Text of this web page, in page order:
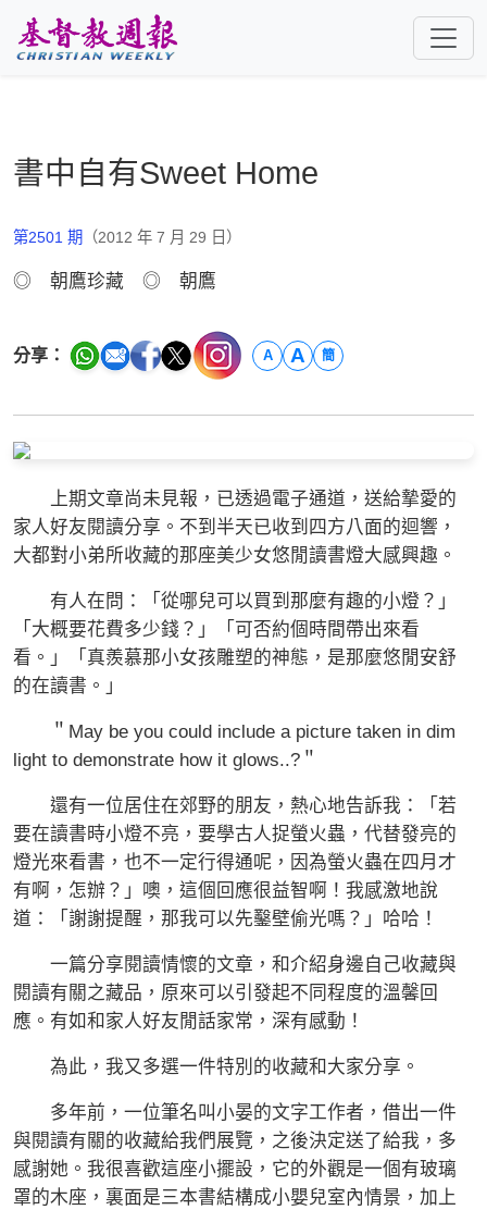
書中自有Sweet Home
第2501 期 （2012 年 7 月 29 日）
◎ 朝鷹珍藏 ◎ 朝鷹
分享： A A 簡
上期文章尚未見報，已透過電子通道，送給摯愛的
家人好友閱讀分享。不到半天已收到四方八面的迴響，
大都對小弟所收藏的那座美少女悠閒讀書燈大感興趣。
有人在問：「從哪兒可以買到那麼有趣的小燈？」
「大概要花費多少錢？」「可否約個時間帶出來看
看。」「真羨慕那小女孩雕塑的神態，是那麼悠閒安舒
的在讀書。」
＂May be you could include a picture taken in dim
light to demonstrate how it glows..?＂
還有一位居住在郊野的朋友，熱心地告訴我：「若
要在讀書時小燈不亮，要學古人捉螢火蟲，代替發亮的
燈光來看書，也不一定行得通呢，因為螢火蟲在四月才
有啊，怎辦？」噢，這個回應很益智啊！我感激地說
道：「謝謝提醒，那我可以先鑿壁偷光嗎？」哈哈！
一篇分享閱讀情懷的文章，和介紹身邊自己收藏與
閱讀有關之藏品，原來可以引發起不同程度的溫馨回
應。有如和家人好友閒話家常，深有感動！
為此，我又多選一件特別的收藏和大家分享。
多年前，一位筆名叫小晏的文字工作者，借出一件
與閱讀有關的收藏給我們展覽，之後決定送了給我，多
感謝她。我很喜歡這座小擺設，它的外觀是一個有玻璃
罩的木座，裏面是三本書結構成小嬰兒室內情景，加上